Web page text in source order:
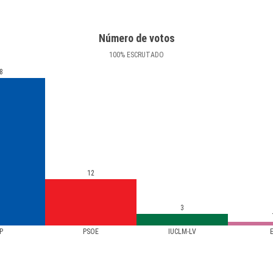
Número de votos
100% ESCRUTADO
PSOE IUCLM-LV
12
3